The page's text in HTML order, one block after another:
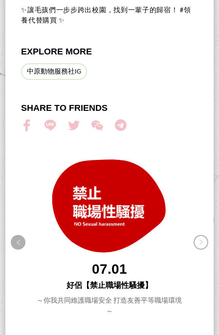
✨讓毛孩們一步步跨出校園，找到一輩子的歸宿！ #領
養代替購買 ✨
EXPLORE MORE
中原動物服務社IG
SHARE TO FRIENDS
07.01
好侶【禁止職場性騷擾】
～你我共同維護職場安全 打造友善平等職場環境
～